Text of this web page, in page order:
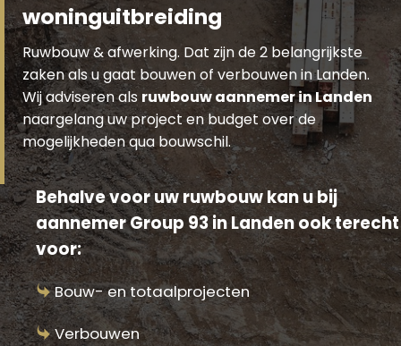
woninguitbreiding
Ruwbouw & afwerking. Dat zijn de 2 belangrijkste
zaken als u gaat bouwen of verbouwen in Landen.
Wij adviseren als ruwbouw aannemer in Landen
naargelang uw project en budget over de
mogelijkheden qua bouwschil.
Behalve voor uw ruwbouw kan u bij
aannemer Group 93 in Landen ook terecht
voor:
Bouw- en totaalprojecten
Verbouwen